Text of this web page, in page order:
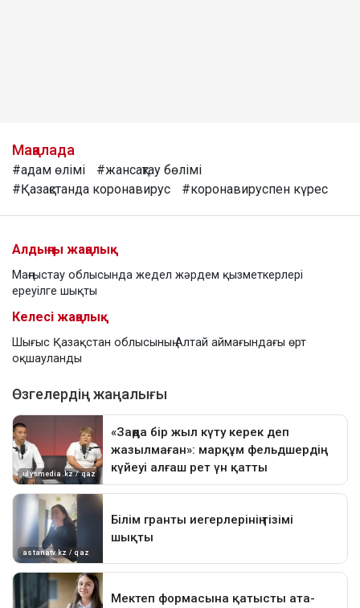
Мақалада
#адам өлімі
#жансақтау бөлімі
#Қазақстанда коронавирус
#коронавируспен күрес
Алдыңғы жаңалық
Маңғыстау облысында жедел жәрдем қызметкерлері
ереуілге шықты
Келесі жаңалық
Шығыс Қазақстан облысының Алтай аймағындағы өрт
оқшауланды